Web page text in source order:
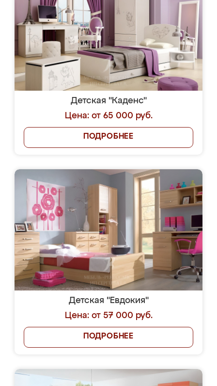
Детская "Каденс"
Цена: от 65 000 руб.
ПОДРОБНЕЕ
Детская "Евдокия"
Цена: от 57 000 руб.
ПОДРОБНЕЕ